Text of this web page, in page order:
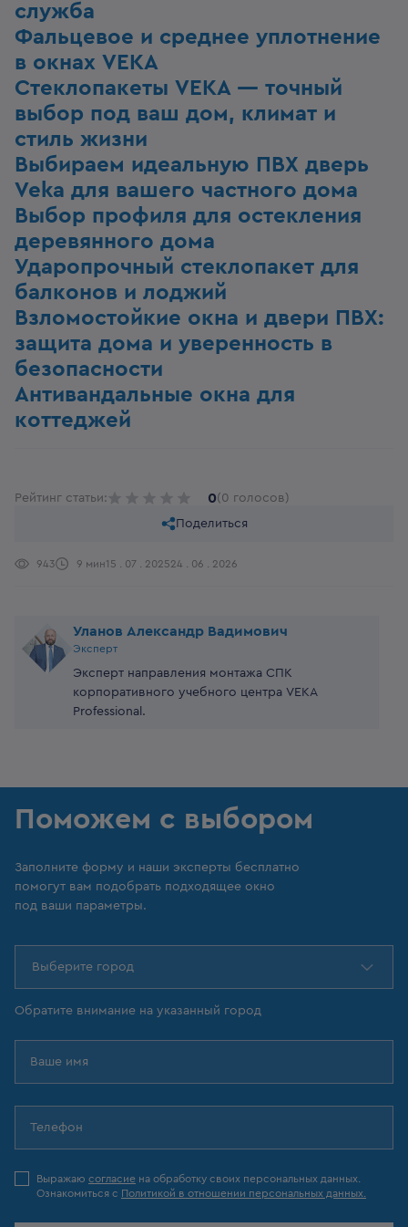
служба
Фальцевое и среднее уплотнение
в окнах VEKA
Стеклопакеты VEKA — точный
выбор под ваш дом, климат и
стиль жизни
Выбираем идеальную ПВХ дверь
Veka для вашего частного дома
Выбор профиля для остекления
деревянного дома
Ударопрочный стеклопакет для
балконов и лоджий
Взломостойкие окна и двери ПВХ:
защита дома и уверенность в
безопасности
Антивандальные окна для
коттеджей
Рейтинг статьи: 0(0 голосов)
Поделиться
943 9 мин15 . 07 . 202524 . 06 . 2026
Уланов Александр Вадимович
Эксперт
Эксперт направления монтажа СПК
корпоративного учебного центра VEKA
Professional.
Поможем с выбором
Заполните форму и наши эксперты бесплатно
помогут вам подобрать подходящее окно
под ваши параметры.
Выберите город
Обратите внимание на указанный город
Выражаю согласие на обработку своих персональных данных.
Ознакомиться с Политикой в отношении персональных данных.